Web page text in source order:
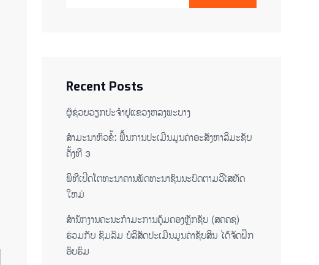
Recent Posts
ຜູ້ຊ່ວຍ​ວຽກປະ​ຈຳ​ຢູ​​ແຂວງຫລງ​ພະ​ບາງ
ສຳມະນາຫົວຂໍ້: ພື້ນການປະເມີນມູນຄ່າອະສັງຫາລິມະຊັບ
ຄັ້ງທີ 3
ພິ​ທີ​ເປີດ​ໂຕ​ທະ​ນາ​ຄານ​ພັດ​ທະ​ນາ​ຊົນ​ນະ​ບົດ​ຕາມ​ວິ​ໄສ​ທັດ​
ໃຫມ່
ສໍານັກງານຄະນະກໍາມະການຄຸ້ມຄອງຫຼັກຊັບ (ສຄຄຊ)
ຮ່ວມກັບ ຊົມລົມ ບໍລິສັດປະເມີນມູນຄ່າຊັບສິນ ໄດ້ຈັດຝຶກ
ອົບຮົມ